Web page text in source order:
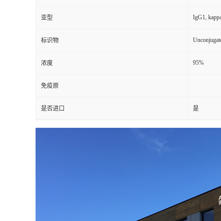
亚型 IgG1,
标识物
浓度 95%
免疫原
是否进口 是